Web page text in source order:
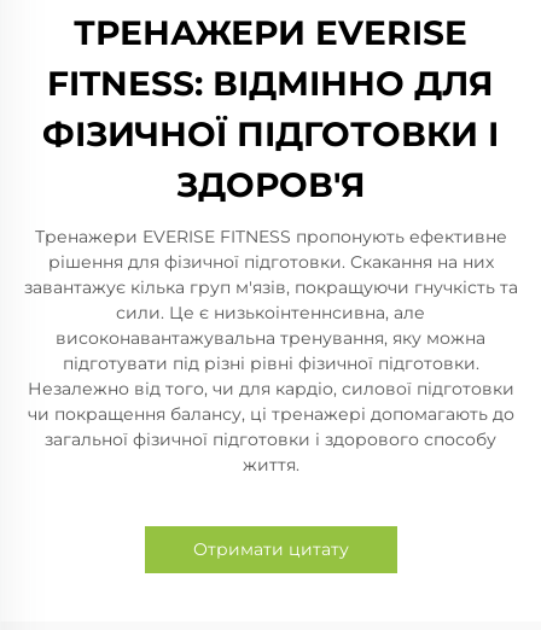
ТРЕНАЖЕРИ EVERISE
FITNESS: ВІДМІННО ДЛЯ
ФІЗИЧНОЇ ПІДГОТОВКИ І
ЗДОРОВ'Я
Тренажери EVERISE FITNESS пропонують ефективне
рішення для фізичної підготовки. Скакання на них
завантажує кілька груп м'язів, покращуючи гнучкість та
сили. Це є низькоінтеннсивна, але
високонавантажувальна тренування, яку можна
підготувати під різні рівні фізичної підготовки.
Незалежно від того, чи для кардіо, силової підготовки
чи покращення балансу, ці тренажері допомагають до
загальної фізичної підготовки і здорового способу
життя.
Отримати цитату